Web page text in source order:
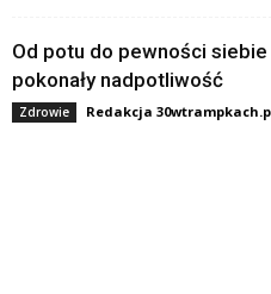
Od potu do pewności
pokonały nadpotliwość
Zdrowie Redakcja